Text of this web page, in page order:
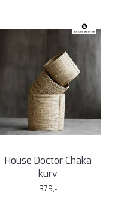
House Doctor Chaka
kurv
379,-